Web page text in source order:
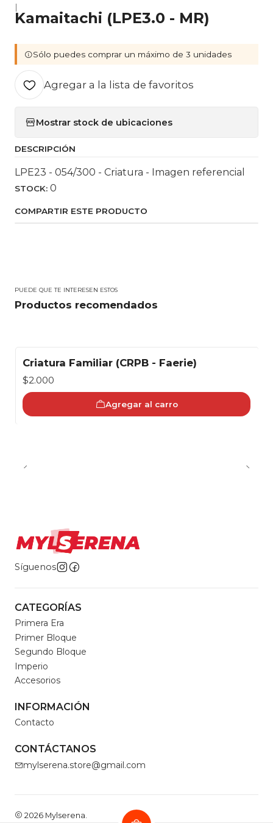
|
Kamaitachi (LPE3.0 - MR)
Sólo puedes comprar un máximo de 3 unidades
Agregar a la lista de favoritos
Mostrar stock de ubicaciones
DESCRIPCIÓN
LPE23 - 054/300 - Criatura - Imagen referencial
STOCK: 0
COMPARTIR ESTE PRODUCTO
PUEDE QUE TE INTERESEN ESTOS
Productos recomendados
Criatura Familiar (CRPB - Faerie)
$2.000
Agregar al carro
Síguenos
CATEGORÍAS
Primera Era
Primer Bloque
Segundo Bloque
Imperio
Accesorios
INFORMACIÓN
Contacto
CONTÁCTANOS
mylserena.store@gmail.com
2026 Mylserena.